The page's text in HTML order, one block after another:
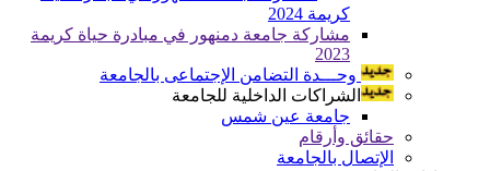
كريمة 2024
مشاركة جامعة دمنهور في مبادرة حياة كريمة
2023
وحـــدة التضامن الإجتماعى بالجامعة
الشراكات الداخلية للجامعة
جامعة عين شمس
حقائق وأرقام
الإتصال بالجامعة